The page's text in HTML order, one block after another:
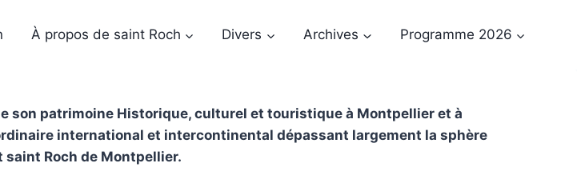
À propos de saint Roch Divers Archives Programme 2026
son patrimoine Historique, culturel et touristique à Montpellier et à
international et intercontinental dépassant largement la sphère
saint Roch de Montpellier.